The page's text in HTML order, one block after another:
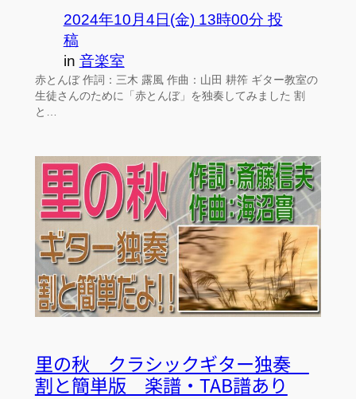
2024年10月4日(金) 13時00分 投
稿
in 音楽室
赤とんぼ 作詞：三木 露風 作曲：山田 耕筰 ギター教室の
生徒さんのために「赤とんぼ」を独奏してみました 割
と…
里の秋 クラシックギター独奏
割と簡単版 楽譜・TAB譜あり